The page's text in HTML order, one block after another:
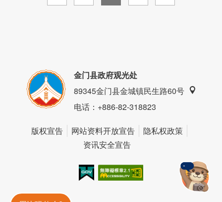
金门县政府观光处
89345金门县金城镇民生路60号
电话：+886-82-318823
版权宣告 网站资料开放宣告
隐私权政策
资讯安全宣告